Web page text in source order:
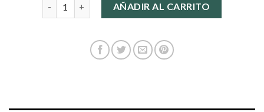
AÑADIR AL CARRITO